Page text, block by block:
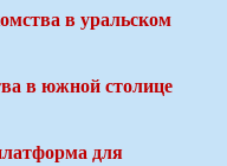
в уральском
в южной столице
для